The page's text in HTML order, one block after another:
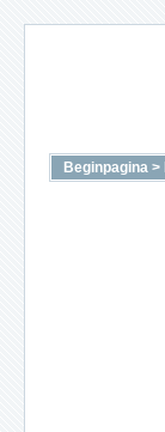
Beginpagina >